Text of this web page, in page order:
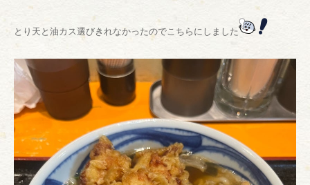
とり天と油カス選びきれなかったのでこちらにしました